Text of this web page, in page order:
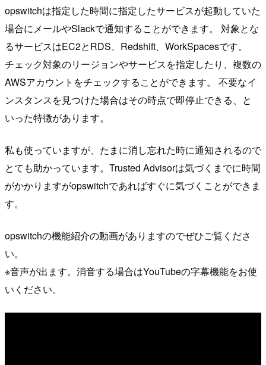
opswitchは指定した時間に指定したサービスが起動していた
場合にメールやSlackで通知することができます。 対象とな
るサービスはEC2とRDS、Redshift、WorkSpacesです。
チェック対象のリージョンやサービスを指定したり、複数の
AWSアカウントをチェックすることができます。 不要なイ
ンスタンスを見つけた場合はその時点で即停止できる、と
いった特徴があります。
私も使っていますが、たまに消し忘れた時に通知されるので
とても助かっています。Trusted Advisorは気づくまでに時間
がかかりますがopswitchであればすぐに気づくことができま
す。
opswitchの機能紹介の動画がありますのでぜひご覧くださ
い。
※音声が出ます。消音する場合はYouTubeの字幕機能をお使
いください。